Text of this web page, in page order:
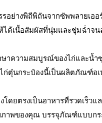
รอย่างพิถีพิถันจากซัพพลาย
ได้เนื้อสัมผัสที่นุ่มและชุ่มฉ่ำจ
ษาความสมบูรณ์ของไก่และ
ตุ๋นกระป๋องนี้เป็นผลิตภัณฑ์อ
ดยตรงเป็นอาหารที่รวดเร็
าพของคุณ บรรจุภัณฑ์แบบก